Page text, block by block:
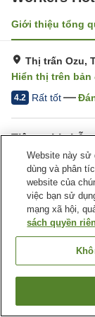
Giới thiệu tổng
Thị trấn Ozu,
Hiển thị trên bản
4.2 Rất tốt
Tiện nghi chỗ
Wi-Fi
Hoàn toàn
Trang chủ Nhật
Workers Hotel
Website này sử
dùng và phân
website của
việc bạn sử
mạng xã hội,
sách quyền